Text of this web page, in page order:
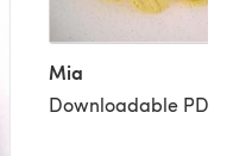
Mia
Downloadable PDF